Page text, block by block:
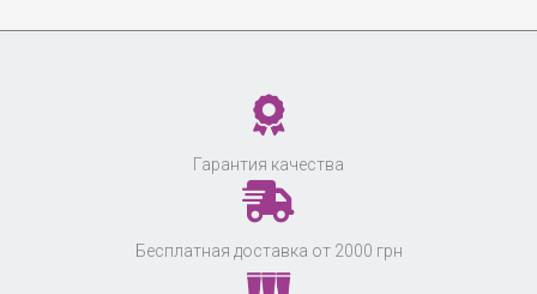
Гарантия качества
Бесплатная доставка от 2000 грн